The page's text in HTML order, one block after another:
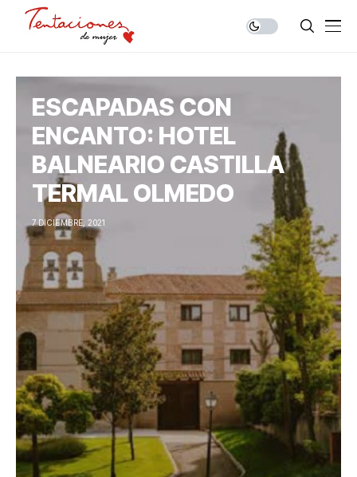
ESCAPADAS CON
ENCANTO: HOTEL
BALNEARIO CASTILLA
TERMAL OLMEDO
7 DICIEMBRE, 2021